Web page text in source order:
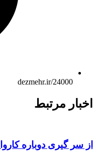
dezmehr.ir/24000
مرتبط
سر گیری دوباره